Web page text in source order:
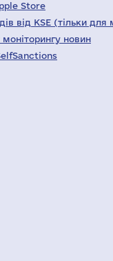
Store
від KSE (тільки для
новин